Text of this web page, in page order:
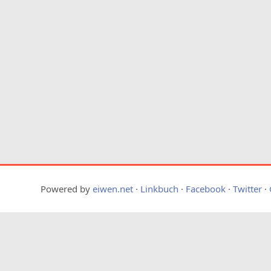
Powered by eiwen.net · Linkbuch · Facebook · Twitter ·